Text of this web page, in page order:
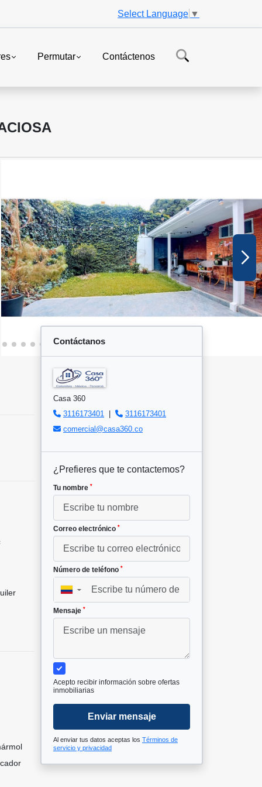
Select Language ▼
Permutar Contáctenos
Contáctanos
Casa 360
3116173401
3116173401
comercial@casa360.co
¿Prefieres que te contactemos?
Tu nombre *
Correo electrónico *
Número de teléfono *
▼
Mensaje *
Acepto recibir información sobre ofertas
inmobiliarias
Enviar mensaje
Al enviar tus datos aceptas los Términos de
servicio y privacidad